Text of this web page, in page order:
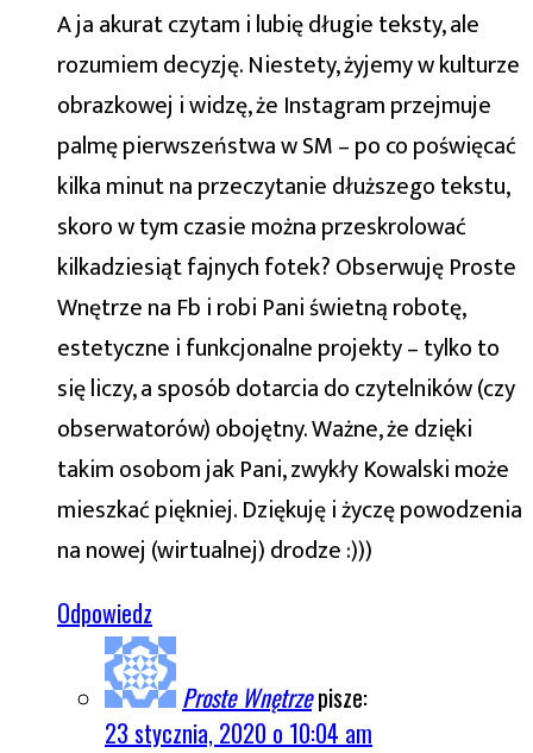
A ja akurat czytam i lubię długie teksty, ale
rozumiem decyzję. Niestety, żyjemy w kulturze
obrazkowej i widzę, że Instagram przejmuje
palmę pierwszeństwa w SM – po co poświęcać
kilka minut na przeczytanie dłuższego tekstu,
skoro w tym czasie można przeskrolować
kilkadziesiąt fajnych fotek? Obserwuję Proste
Wnętrze na Fb i robi Pani świetną robotę,
estetyczne i funkcjonalne projekty – tylko to
się liczy, a sposób dotarcia do czytelników (czy
obserwatorów) obojętny. Ważne, że dzięki
takim osobom jak Pani, zwykły Kowalski może
mieszkać piękniej. Dziękuję i życzę powodzenia
na nowej (wirtualnej) drodze :)))
Odpowiedz
Proste Wnętrze pisze:
23 stycznia, 2020 o 10:04 am